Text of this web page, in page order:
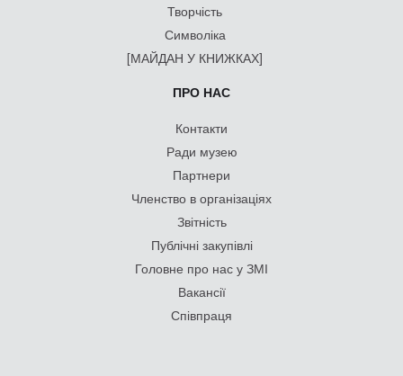
Творчість
Символіка
[МАЙДАН У КНИЖКАХ]
ПРО НАС
Контакти
Ради музею
Партнери
Членство в організаціях
Звітність
Публічні закупівлі
Головне про нас у ЗМІ
Вакансії
Співпраця